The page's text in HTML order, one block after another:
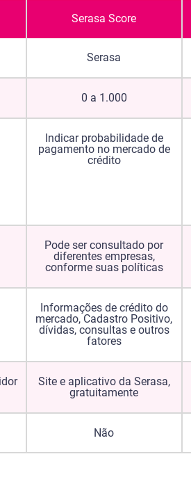
Serasa Score
Serasa
0 a 1.000
Indicar probabilidade de
pagamento no mercado de
crédito
Pode ser consultado por
diferentes empresas,
conforme suas políticas
Informações de crédito do
mercado, Cadastro Positivo,
dívidas, consultas e outros
fatores
Site e aplicativo da Serasa,
gratuitamente
Não